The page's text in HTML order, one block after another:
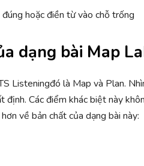
hoặc điền từ vào chỗ trống
dạng bài Map
Listeningđó là Map và Plan.
Các điểm khác biệt này
về bản chất của dạng bài này: